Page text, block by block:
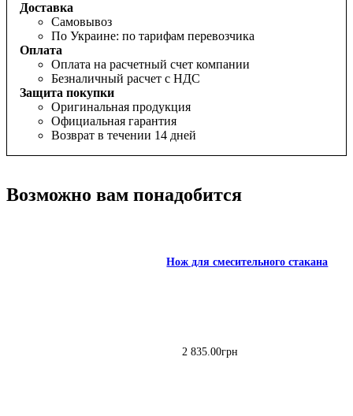
Возможно вам понадобится
Нож для смесительного стакана
2 835.00грн
Доставка
Самовывоз
По Украине: по тарифам перевозчика
Оплата
Оплата на расчетный счет компании
Безналичный расчет с НДС
Защита покупки
Оригинальная продукция
Официальная гарантия
Возврат в течении 14 дней